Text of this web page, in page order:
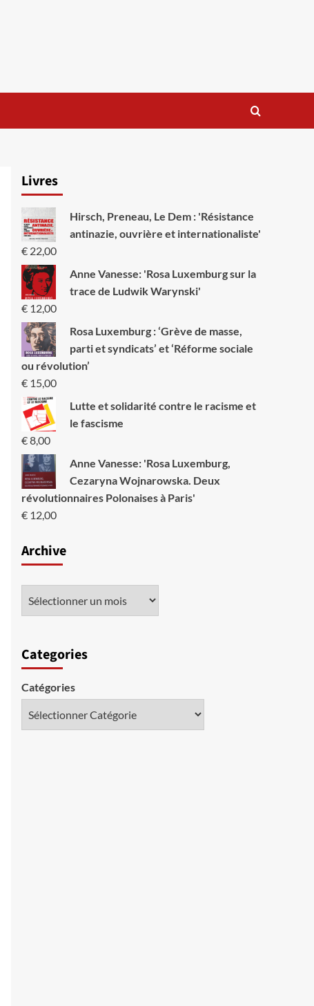
Livres
Hirsch, Preneau, Le Dem : 'Résistance
antinazie, ouvrière et internationaliste'
€22,00
Anne Vanesse: 'Rosa Luxemburg sur la
trace de Ludwik Warynski'
€12,00
Rosa Luxemburg : ‘Grève de masse,
parti et syndicats’ et ‘Réforme sociale
ou révolution’
€15,00
Lutte et solidarité contre le racisme et
le fascisme
€8,00
Anne Vanesse: 'Rosa Luxemburg,
Cezaryna Wojnarowska. Deux
révolutionnaires Polonaises à Paris'
€12,00
Archive
Categories
Catégories